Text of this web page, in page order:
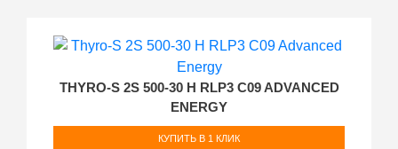
THYRO-S 2S 500-30 H RLP3 C09 ADVANCED
ENERGY
КУПИТЬ В 1 КЛИК